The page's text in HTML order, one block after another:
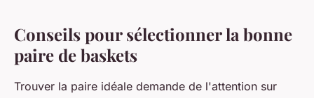
Conseils pour sélectionner la bonne
paire de baskets
Trouver la paire idéale demande de l'attention sur